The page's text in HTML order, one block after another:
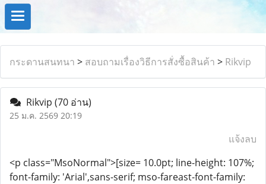
กระดานสนทนา > สอบถามเรื่องวิธีการสั่งซื้อสินค้า > Rikvip
Rikvip (70 อ่าน)
25 ม.ค. 2569 20:19
แจ้งลบ
<p class="MsoNormal">[size= 10.0pt; line-height: 107%;
font-family: 'Arial',sans-serif; mso-fareast-font-family: